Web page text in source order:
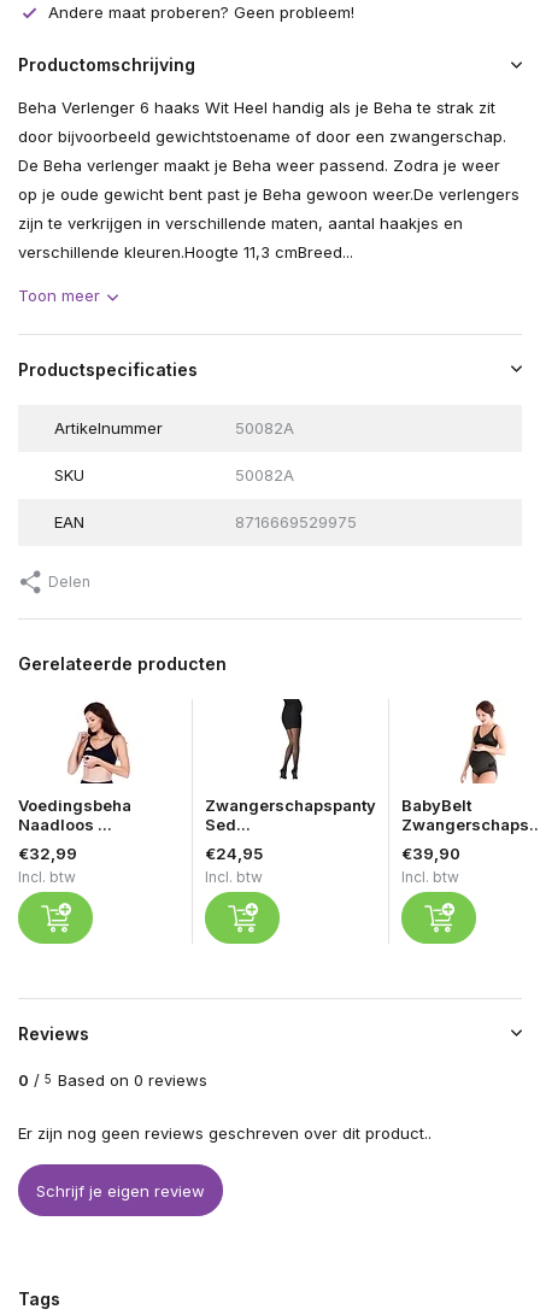
Andere maat proberen? Geen probleem!
Productomschrijving
Beha Verlenger 6 haaks Wit Heel handig als je Beha te strak zit
door bijvoorbeeld gewichtstoename of door een zwangerschap.
De Beha verlenger maakt je Beha weer passend. Zodra je weer
op je oude gewicht bent past je Beha gewoon weer.De verlengers
zijn te verkrijgen in verschillende maten, aantal haakjes en
verschillende kleuren.Hoogte 11,3 cmBreed...
Toon meer
Productspecificaties
Artikelnummer 50082A
SKU 50082A
EAN 8716669529975
Delen
Gerelateerde producten
Voedingsbeha
Naadloos ...
€32,99
Incl. btw
Zwangerschapspanty
Sed...
€24,95
Incl. btw
BabyBelt
€39,90
Incl. btw
Reviews
0 / 5 Based on 0 reviews
Er zijn nog geen reviews geschreven over dit product..
Schrijf je eigen review
Tags